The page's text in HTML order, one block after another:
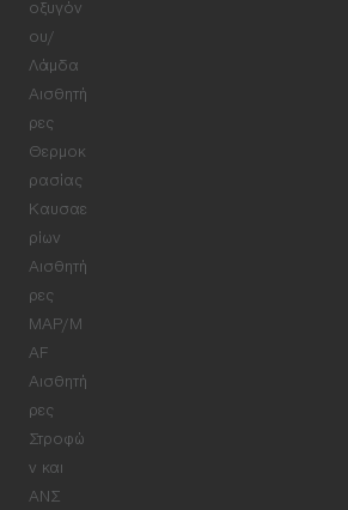
οξυγόν
ου/
Λάμδα
Αισθητή
ρες
Θερμοκ
ρασίας
Καυσαε
ρίων
Αισθητή
ρες
MAP/M
AF
Αισθητή
ρες
Στροφώ
ν και
ΑΝΣ